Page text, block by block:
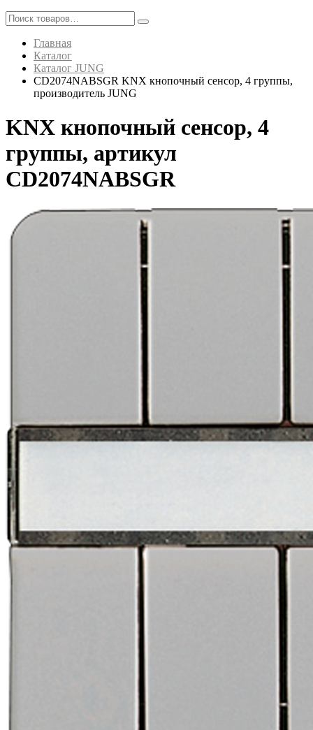
Главная
Каталог
Каталог JUNG
CD2074NABSGR KNX кнопочный сенсор, 4 группы,
производитель JUNG
KNX кнопочный сенсор, 4
группы, артикул
CD2074NABSGR